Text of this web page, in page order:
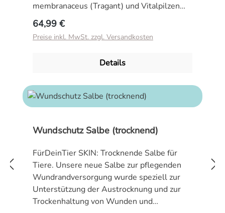
membranaceus (Tragant) und Vitalpilzen
(Reishi, ABM). Das Immunsystem bei
Mensch und Tier unterliegt einer
komplexen, bis heute nicht vollständig
Unterschiedlichste Botenstoffe und
sowie Prostaglandine steuern das gesamte
Immunsystem zu vermehrter Aktivität oder
faszinierende System ist jedoch auch
anfällig für Störungen, welche in
allergischen oder immunologischen
Erkrankungen enden können. Bei diesen
Erkrankungen ist das komplexe
Immunsystem gestört und kann seine
eigentliche Aufgabe nicht mehr korrekt
Regulärer Preis:
64,99 €
Preise inkl. MwSt. zzgl. Versandkosten
Details
Wundschutz Salbe (trocknend)
FürDeinTier SKIN: Trocknende Salbe für
Tiere. Unsere neue Salbe zur pflegenden
Wundrandversorgung wurde speziell zur
Unterstützung der Austrocknung und zur
Trockenhaltung von Wunden und